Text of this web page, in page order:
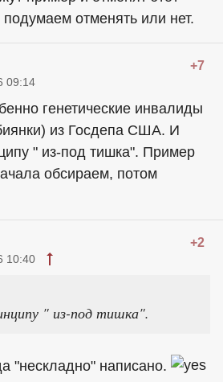
отменять или нет.
+7
09:14
генетические инвалиды
из Госдепа США. И
" из-под тишка". Пример
обсираем, потом
+2
10:40
" из-под тишка".
"нескладно" написано.